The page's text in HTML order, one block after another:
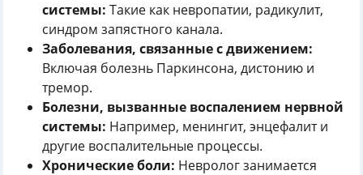
системы: Такие как невропатии, радикулит,
синдром запястного канала.
Заболевания, связанные с движением:
Включая болезнь Паркинсона, дистонию и
тремор.
Болезни, вызванные воспалением нервной
системы: Например, менингит, энцефалит и
другие воспалительные процессы.
Хронические боли: Невролог занимается